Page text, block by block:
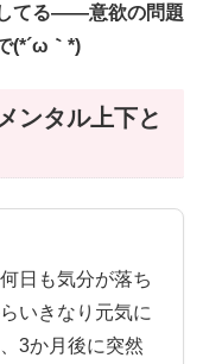
てる——意欲の問題
(*´ω｀*)
ンタル上下と
日も気分が落ち
いきなり元気に
3か月後に突然